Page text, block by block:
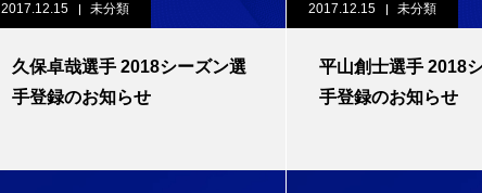
2017.12.15 未分類
久保卓哉選手 2018シーズン選
手登録のお知らせ
2017.12.15 未分類
平山創士選手 2018
手登録のお知らせ